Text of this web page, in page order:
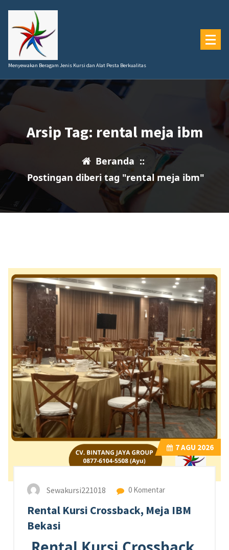
konten
Menyewakan Beragam Jenis Kursi dan Alat Pesta Berkualitas
Arsip Tag: rental meja ibm
Beranda ::
Postingan diberi tag "rental meja ibm"
7AGU 2026
Sewakursi221018 0 Komentar
Rental Kursi Crossback, Meja IBM
Bekasi